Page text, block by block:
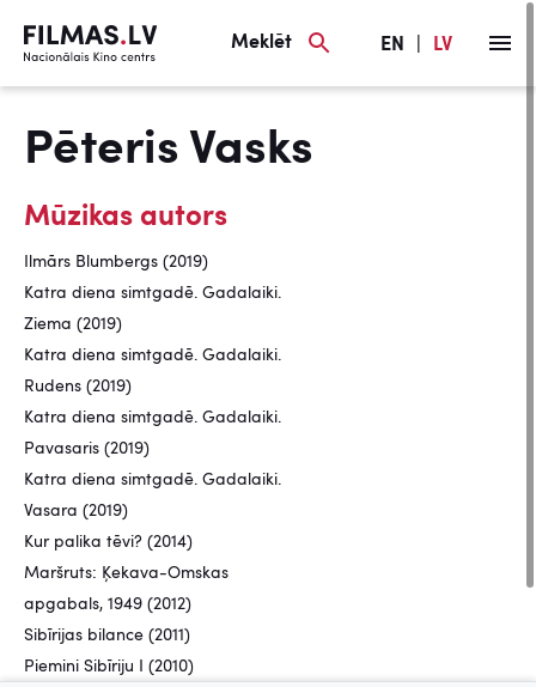
Meklēt EN LV
Pēteris Vasks
Mūzikas autors
Ilmārs Blumbergs (2019)
Katra diena simtgadē. Gadalaiki.
Ziema (2019)
Katra diena simtgadē. Gadalaiki.
Rudens (2019)
Katra diena simtgadē. Gadalaiki.
Pavasaris (2019)
Katra diena simtgadē. Gadalaiki.
Vasara (2019)
Kur palika tēvi? (2014)
Maršruts: Ķekava-Omskas
apgabals, 1949 (2012)
Sibīrijas bilance (2011)
Piemini Sibīriju I (2010)